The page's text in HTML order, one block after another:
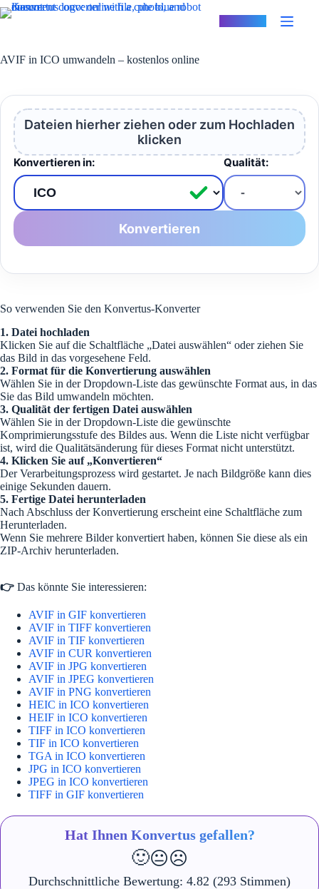
Zum
Inhalt
AVIF in ICO umwandeln – kostenlos online
Dateien hierher ziehen oder zum Hochladen
klicken
Konvertieren in: Qualität:
Konvertieren
So verwenden Sie den Konvertus-Konverter
1. Datei hochladen
Klicken Sie auf die Schaltfläche „Datei auswählen“ oder ziehen Sie
das Bild in das vorgesehene Feld.
2. Format für die Konvertierung auswählen
Wählen Sie in der Dropdown-Liste das gewünschte Format aus, in das
Sie das Bild umwandeln möchten.
3. Qualität der fertigen Datei auswählen
Wählen Sie in der Dropdown-Liste die gewünschte
Komprimierungsstufe des Bildes aus. Wenn die Liste nicht verfügbar
ist, wird die Qualitätsänderung für dieses Format nicht unterstützt.
4. Klicken Sie auf „Konvertieren“
Der Verarbeitungsprozess wird gestartet. Je nach Bildgröße kann dies
einige Sekunden dauern.
5. Fertige Datei herunterladen
Nach Abschluss der Konvertierung erscheint eine Schaltfläche zum
Herunterladen.
Wenn Sie mehrere Bilder konvertiert haben, können Sie diese als ein
ZIP-Archiv herunterladen.
👉 Das könnte Sie interessieren:
AVIF in GIF konvertieren
AVIF in TIFF konvertieren
AVIF in TIF konvertieren
AVIF in CUR konvertieren
AVIF in JPG konvertieren
AVIF in JPEG konvertieren
AVIF in PNG konvertieren
HEIC in ICO konvertieren
HEIF in ICO konvertieren
TIFF in ICO konvertieren
TIF in ICO konvertieren
TGA in ICO konvertieren
JPG in ICO konvertieren
JPEG in ICO konvertieren
TIFF in GIF konvertieren
Hat Ihnen Konvertus gefallen?
🙂😐☹️
Durchschnittliche Bewertung: 4.82 (293 Stimmen)